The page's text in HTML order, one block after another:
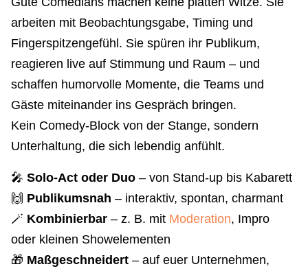
arbeiten mit Beobachtungsgabe, Timing und
Fingerspitzengefühl. Sie spüren ihr Publikum,
reagieren live auf Stimmung und Raum – und
schaffen humorvolle Momente, die Teams und
Gäste miteinander ins Gespräch bringen.
Kein Comedy-Block von der Stange, sondern
Unterhaltung, die sich lebendig anfühlt.
🎤 Solo-Act oder Duo – von Stand-up bis Kabarett
🙌 Publikumsnah – interaktiv, spontan, charmant
🪄 Kombinierbar – z. B. mit Moderation, Impro
oder kleinen Showelementen
🎁 Maßgeschneidert – auf euer Unternehmen,